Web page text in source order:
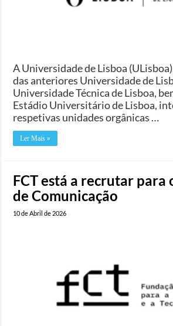
A Universidade de Lisboa
das anteriores Universidade de
Universidade Técnica de Lisboa,
Estádio Universitário de Lisboa,
respetivas unidades orgânicas …
Ler Mais »
FCT está a recrutar para
de Comunicação
10 de Abril de 2026